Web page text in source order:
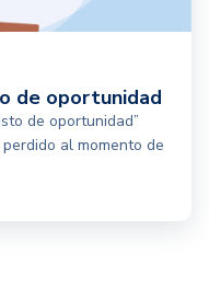
de oportunidad
de oportunidad”
al momento de